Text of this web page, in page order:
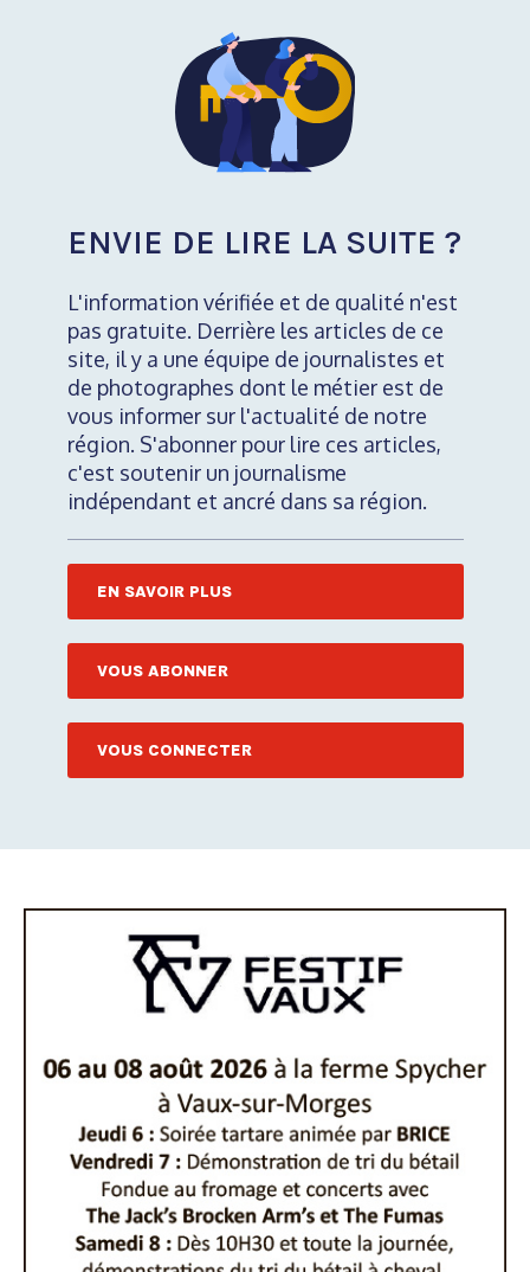
ENVIE DE LIRE LA SUITE ?
L'information vérifiée et de qualité n'est
pas gratuite. Derrière les articles de ce
site, il y a une équipe de journalistes et
de photographes dont le métier est de
vous informer sur l'actualité de notre
région. S'abonner pour lire ces articles,
c'est soutenir un journalisme
indépendant et ancré dans sa région.
EN SAVOIR PLUS
VOUS ABONNER
VOUS CONNECTER